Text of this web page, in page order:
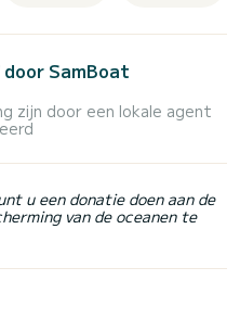
SamBoat
zijn door een lokale agent
u een donatie doen aan de
van de oceanen te